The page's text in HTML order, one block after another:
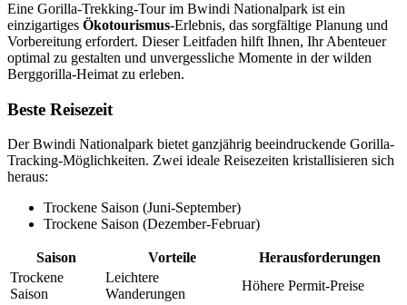
Eine Gorilla-Trekking-Tour im Bwindi Nationalpark ist ein
einzigartiges Ökotourismus-Erlebnis, das sorgfältige Planung und
Vorbereitung erfordert. Dieser Leitfaden hilft Ihnen, Ihr Abenteuer
optimal zu gestalten und unvergessliche Momente in der wilden
Berggorilla-Heimat zu erleben.
Beste Reisezeit
Der Bwindi Nationalpark bietet ganzjährig beeindruckende Gorilla-
Tracking-Möglichkeiten. Zwei ideale Reisezeiten kristallisieren sich
heraus:
Trockene Saison (Juni-September)
Trockene Saison (Dezember-Februar)
Saison Vorteile
Herausforderungen
Trockene
Saison
Leichtere
Wanderungen
Höhere Permit-Preise